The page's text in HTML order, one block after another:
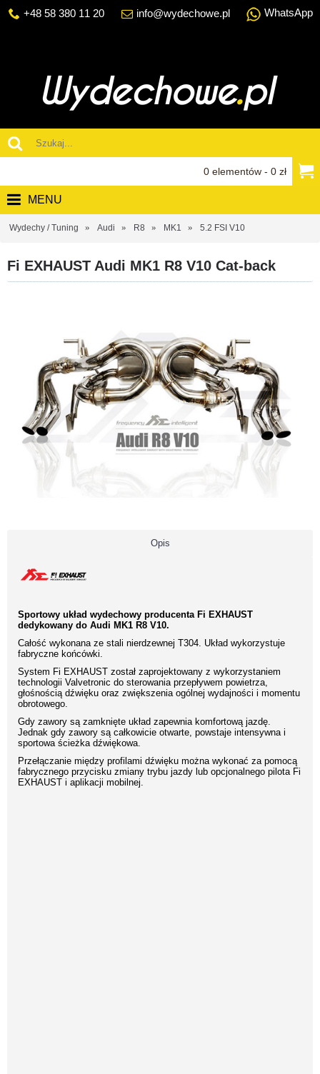
+48 58 380 11 20 info@wydechowe.pl WhatsApp
0 elementów - 0 zł
MENU
Wydechy / Tuning Audi R8 MK1 5.2 FSI V10
Fi EXHAUST Audi MK1 R8 V10 Cat-back
Opis
Sportowy układ wydechowy producenta Fi EXHAUST
dedykowany do Audi MK1 R8 V10.
Całość wykonana ze stali nierdzewnej T304. Układ wykorzystuje
fabryczne końcówki.
System Fi EXHAUST został zaprojektowany z wykorzystaniem
technologii Valvetronic do sterowania przepływem powietrza,
głośnością dźwięku oraz zwiększenia ogólnej wydajności i momentu
obrotowego.
Gdy zawory są zamknięte układ zapewnia komfortową jazdę.
Jednak gdy zawory są całkowicie otwarte, powstaje intensywna i
sportowa ścieżka dźwiękowa.
Przełączanie między profilami dźwięku można wykonać za pomocą
fabrycznego przycisku zmiany trybu jazdy lub opcjonalnego pilota Fi
EXHAUST i aplikacji mobilnej.